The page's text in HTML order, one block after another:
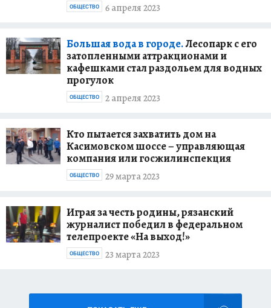
6 апреля 2023
ОБЩЕСТВО
Большая вода в городе.Лесопарк с его
затопленными аттракционами и
кафешками стал раздольем для водных
прогулок
2 апреля 2023
ОБЩЕСТВО
Кто пытается захватить дом на
Касимовском шоссе – управляющая
компания или госжилинспекция
29 марта 2023
ОБЩЕСТВО
Играя за честь родины, рязанский
журналист победил в федеральном
телепроекте «На выход!»
23 марта 2023
ОБЩЕСТВО